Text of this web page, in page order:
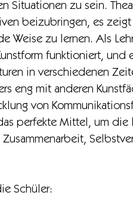
Situationen zu sein.
beizubringen, es
Weise zu lernen. Als
funktioniert, und
in verschiedenen
eng mit anderen
von
perfekte Mittel, um
Schüler: